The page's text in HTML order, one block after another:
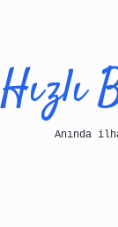
Hızlı
Anında